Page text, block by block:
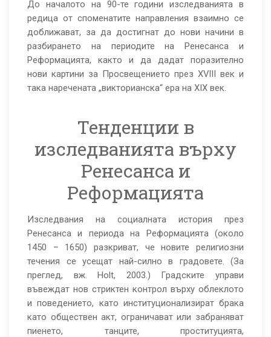
До началото на 90-те години изследванията в
редица от споменатите направления взаимно се
доближават, за да достигнат до нови начини в
разбирането на периодите на Ренесанса и
Реформацията, както и да дадат поразително
нови картини за Просвещението през XVIII век и
така наречената „викторианска“ ера на XIX век.
Тенденции в
изследванията върху
Ренесанса и
Реформацията
Изследвания на социалната история през
Ренесанса и периода на Реформацията (около
1450 – 1650) разкриват, че новите религиозни
течения се усещат най-силно в градовете. (За
преглед, вж. Holt, 2003.) Градските управи
въвеждат нов стриктен контрол върху облеклото
и поведението, като институционализират брака
като обществен акт, ограничават или забраняват
пиенето, танците, проституцията,